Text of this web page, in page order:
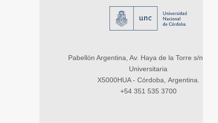
Pabellón Argentina, Av. Haya de la Torre s/n,
Universitaria
X5000HUA - Córdoba, Argentina.
+54 351 535 3700